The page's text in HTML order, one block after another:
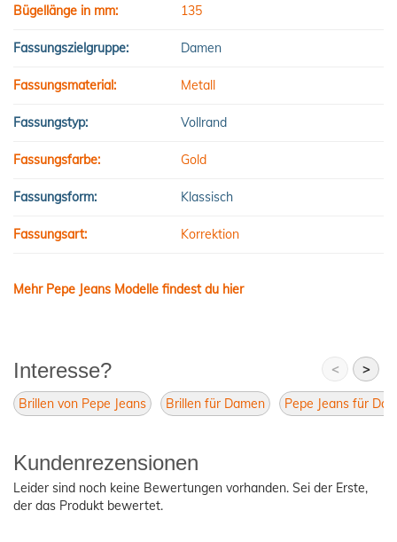
Bügellänge in mm: 135
Fassungszielgruppe: Damen
Fassungsmaterial: Metall
Fassungstyp: Vollrand
Fassungsfarbe: Gold
Fassungsform: Klassisch
Fassungsart: Korrektion
Mehr Pepe Jeans Modelle findest du hier
Interesse? < >
Brillen von Pepe Jeans Brillen für Damen Pepe Jeans für
Kundenrezensionen
Leider sind noch keine Bewertungen vorhanden. Sei der Erste,
der das Produkt bewertet.